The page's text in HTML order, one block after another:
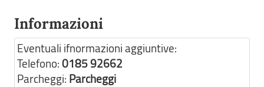
Informazioni
Eventuali ifnormazioni aggiuntive:
Telefono:0185 92662
Parcheggi: Parcheggi